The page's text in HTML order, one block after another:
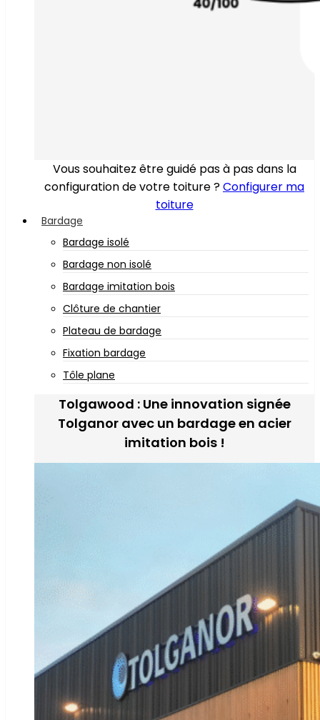
Vous souhaitez être guidé pas à pas dans la
configuration de votre toiture ?Configurer ma
toiture
Bardage
Bardage isolé
Bardage non isolé
Bardage imitation bois
Clôture de chantier
Plateau de bardage
Fixation bardage
Tôle plane
Tolgawood : Une innovation signée
Tolganor avec un bardage en acier
imitation bois !